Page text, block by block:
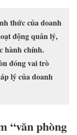
thức của doanh
động quản lý,
hành chính.
đóng vai trò
lý của doanh
“văn phòng